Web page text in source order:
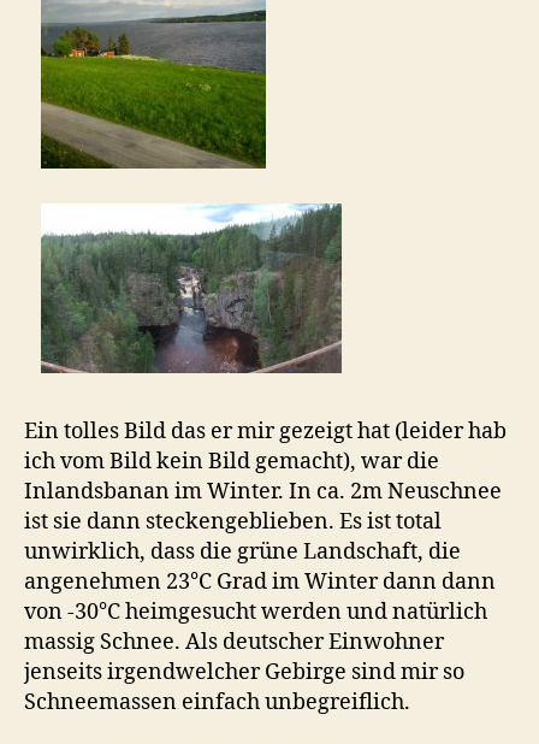
Ein tolles Bild das er mir gezeigt hat (leider hab
ich vom Bild kein Bild gemacht), war die
Inlandsbanan im Winter. In ca. 2m Neuschnee
ist sie dann steckengeblieben. Es ist total
unwirklich, dass die grüne Landschaft, die
angenehmen 23°C Grad im Winter dann dann
von -30°C heimgesucht werden und natürlich
massig Schnee. Als deutscher Einwohner
jenseits irgendwelcher Gebirge sind mir so
Schneemassen einfach unbegreiflich.